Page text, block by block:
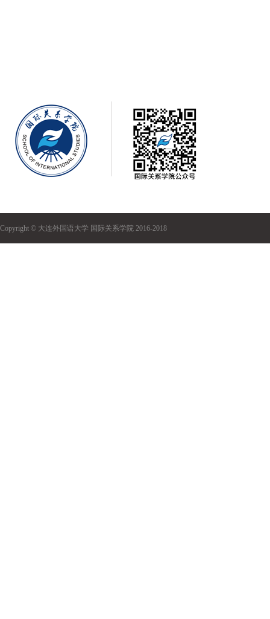
Copyright © 大连外国语大学 国际关系学院 2016-2018